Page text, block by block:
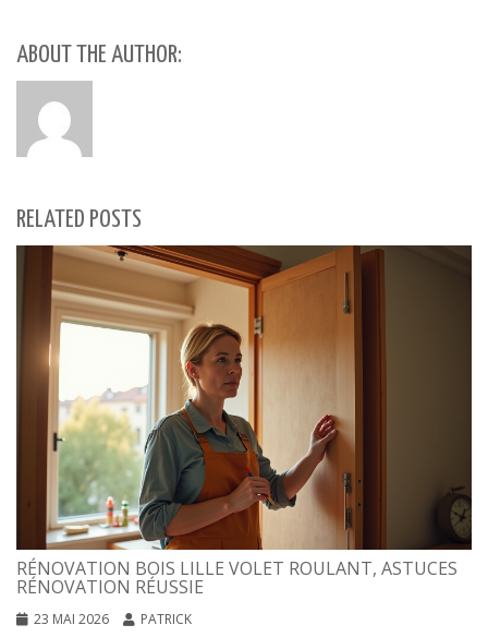
ABOUT THE AUTHOR:
RELATED POSTS
RÉNOVATION BOIS LILLE VOLET ROULANT, ASTUCES
RÉNOVATION RÉUSSIE
23 MAI 2026 PATRICK